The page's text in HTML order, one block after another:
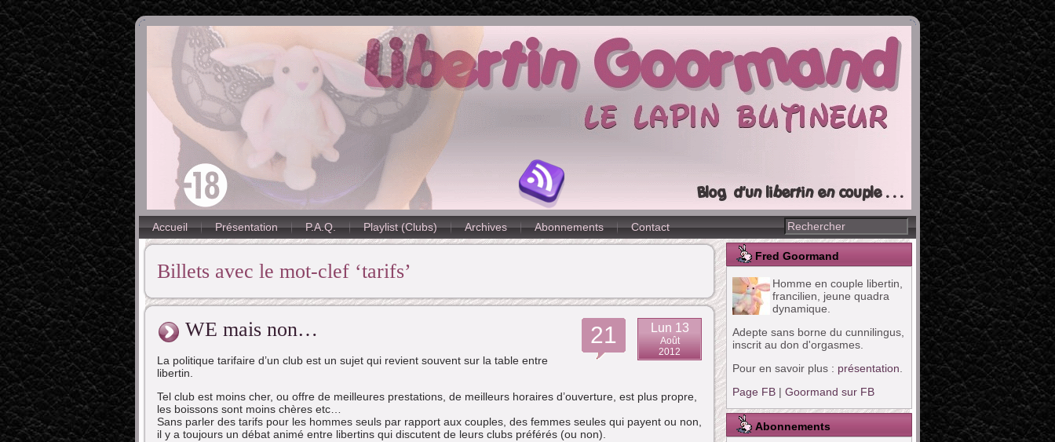
Accueil Présentation P.A.Q. Playlist (Clubs) Archives Abonnements Contact
Fred Goormand
Homme en couple libertin,
francilien, jeune quadra
dynamique.
Adepte sans borne du cunnilingus,
inscrit au don d'orgasmes.
Pour en savoir plus : présentation
Page FB | Goormand sur FB
Abonnements
Billets avec le mot-clef ‘tarifs’
Lun 13
Août
2012
21
WE mais non…
La politique tarifaire d’un club est un sujet qui revient souvent sur la table entre
libertin.
Tel club est moins cher, ou offre de meilleures prestations, de meilleurs horaires d’ouverture, est plus propre,
les boissons sont moins chères etc…
Sans parler des tarifs pour les hommes seuls par rapport aux couples, des femmes seules qui payent ou non,
il y a toujours un débat animé entre libertins qui discutent de leurs clubs préférés (ou non).